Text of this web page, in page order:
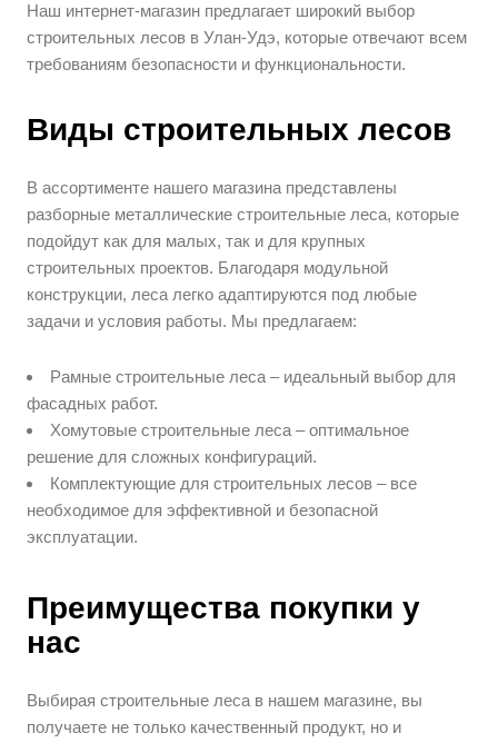
Наш интернет-магазин предлагает широкий выбор
строительных лесов в Улан-Удэ, которые отвечают всем
требованиям безопасности и функциональности.
Виды строительных лесов
В ассортименте нашего магазина представлены
разборные металлические строительные леса, которые
подойдут как для малых, так и для крупных
строительных проектов. Благодаря модульной
конструкции, леса легко адаптируются под любые
задачи и условия работы. Мы предлагаем:
Рамные строительные леса – идеальный выбор для
фасадных работ.
Хомутовые строительные леса – оптимальное
решение для сложных конфигураций.
Комплектующие для строительных лесов – все
необходимое для эффективной и безопасной
эксплуатации.
Преимущества покупки у
нас
Выбирая строительные леса в нашем магазине, вы
получаете не только качественный продукт, но и